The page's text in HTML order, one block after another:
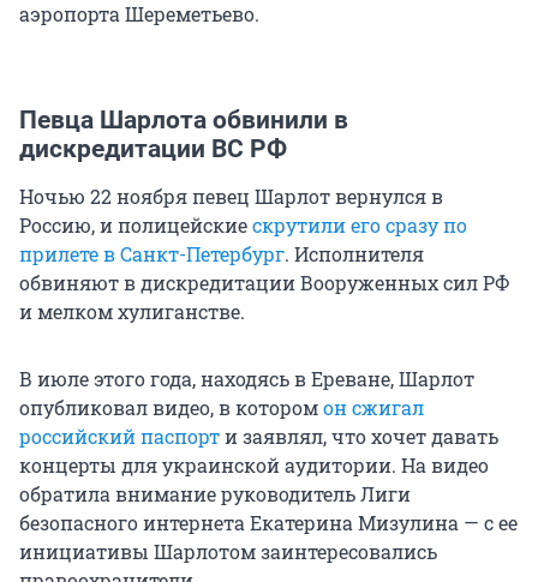
аэропорта Шереметьево.
Певца Шарлота обвинили в
дискредитации ВС РФ
Ночью 22 ноября певец Шарлот вернулся в
Россию, и полицейскиескрутили его сразу по
прилете в Санкт-Петербург. Исполнителя
обвиняют в дискредитации Вооруженных сил РФ
и мелком хулиганстве.
В июле этого года, находясь в Ереване, Шарлот
опубликовал видео, в которомон сжигал
российский паспорти заявлял, что хочет давать
концерты для украинской аудитории. На видео
обратила внимание руководитель Лиги
безопасного интернета Екатерина Мизулина — с ее
инициативы Шарлотом заинтересовались